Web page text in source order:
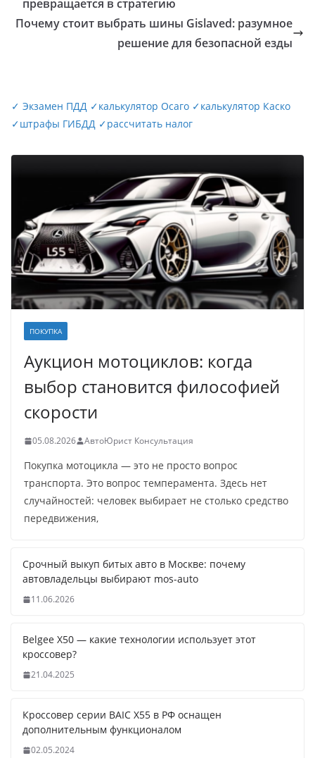
превращается в стратегию
Почему стоит выбрать шины Gislaved: разумное
решение для безопасной езды
✓ Экзамен ПДД ✓калькулятор Осаго ✓калькулятор Каско
✓штрафы ГИБДД ✓рассчитать налог
ПОКУПКА
Аукцион мотоциклов: когда
выбор становится философией
скорости
05.08.2026 АвтоЮрист Консультация
Покупка мотоцикла — это не просто вопрос
транспорта. Это вопрос темперамента. Здесь нет
случайностей: человек выбирает не столько средство
передвижения,
Срочный выкуп битых авто в Москве: почему
автовладельцы выбирают mos-auto
11.06.2026
Belgee X50 — какие технологии использует этот
кроссовер?
21.04.2025
Кроссовер серии BAIC X55 в РФ оснащен
дополнительным функционалом
02.05.2024